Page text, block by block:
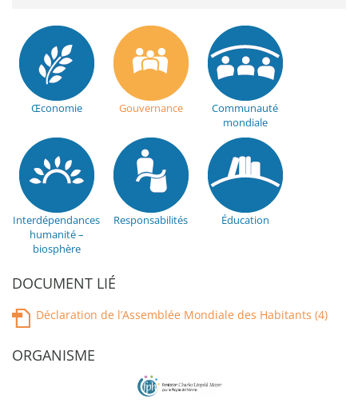
Œconomie Gouvernance
Communauté
mondiale
Interdépendances
humanité –
biosphère
Responsabilités Éducation
DOCUMENT LIÉ
Déclaration de l’Assemblée Mondiale des Habitants (4)
ORGANISME